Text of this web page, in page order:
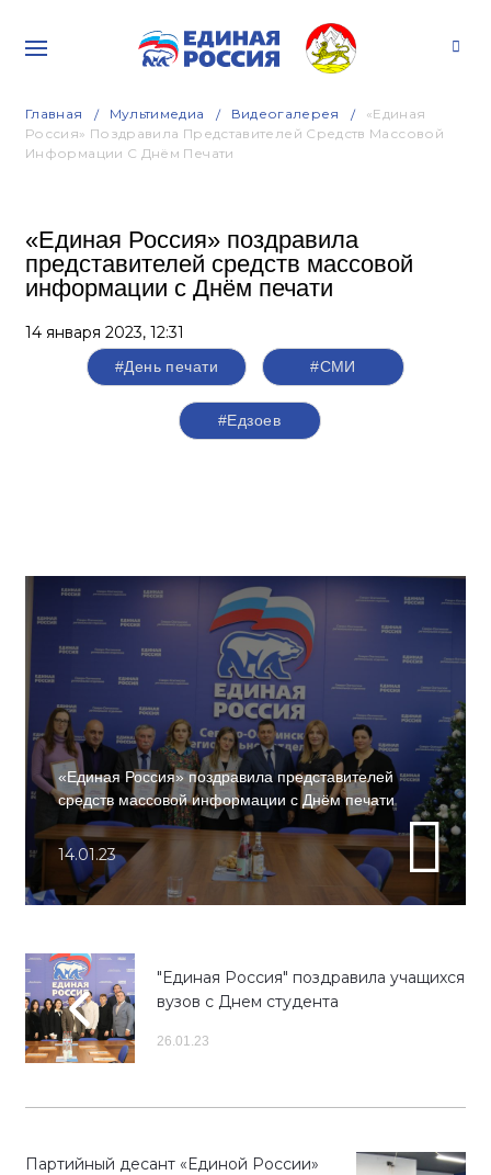
Главная Мультимедиа Видеогалерея
«Единая
Россия» Поздравила Представителей Средств Массовой
Информации С Днём Печати
«Единая Россия» поздравила
представителей средств массовой
информации с Днём печати
14 января 2023, 12:31
#День печати #СМИ
#Едзоев
«Единая Россия» поздравила представителей
средств массовой информации с Днём печати
14.01.23
"Единая Россия" поздравила учащихся
вузов с Днем студента
26.01.23
Партийный десант «Единой России»